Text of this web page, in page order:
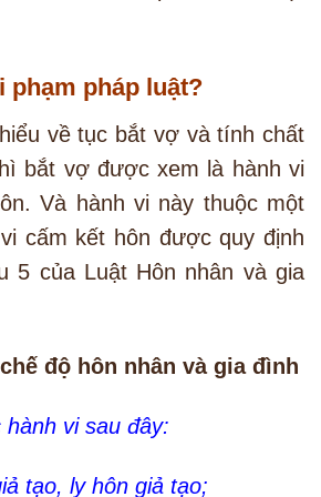
phạm pháp luật?
về tục bắt vợ và tính chất
bắt vợ được xem là hành vi
Và hành vi này thuộc một
cấm kết hôn được quy định
5 của Luật Hôn nhân và gia
độ hôn nhân và gia đình
hành vi sau đây:
tạo, ly hôn giả tạo;